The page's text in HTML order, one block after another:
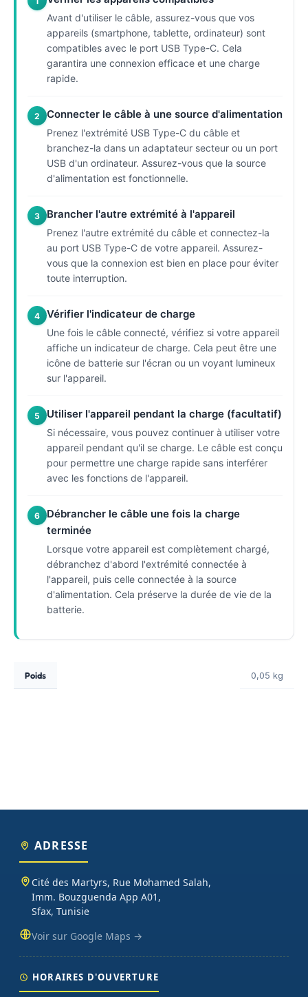
Avant d'utiliser le câble, assurez-vous que vos
appareils (smartphone, tablette, ordinateur) sont
compatibles avec le port USB Type-C. Cela
garantira une connexion efficace et une charge
rapide.
2 Connecter le câble à une source d'alimentation
Prenez l'extrémité USB Type-C du câble et
branchez-la dans un adaptateur secteur ou un port
USB d'un ordinateur. Assurez-vous que la source
d'alimentation est fonctionnelle.
3 Brancher l'autre extrémité à l'appareil
Prenez l'autre extrémité du câble et connectez-la
au port USB Type-C de votre appareil. Assurez-
vous que la connexion est bien en place pour éviter
toute interruption.
4 Vérifier l'indicateur de charge
Une fois le câble connecté, vérifiez si votre appareil
affiche un indicateur de charge. Cela peut être une
icône de batterie sur l'écran ou un voyant lumineux
sur l'appareil.
5 Utiliser l'appareil pendant la charge (facultatif)
Si nécessaire, vous pouvez continuer à utiliser votre
appareil pendant qu'il se charge. Le câble est conçu
pour permettre une charge rapide sans interférer
avec les fonctions de l'appareil.
6
Débrancher le câble une fois la charge
terminée
Lorsque votre appareil est complètement chargé,
débranchez d'abord l'extrémité connectée à
l'appareil, puis celle connectée à la source
d'alimentation. Cela préserve la durée de vie de la
batterie.
Poids 0,05 kg
ADRESSE
Cité des Martyrs, Rue Mohamed Salah,
Imm. Bouzguenda App A01,
Sfax, Tunisie
Voir sur Google Maps →
HORAIRES D'OUVERTURE